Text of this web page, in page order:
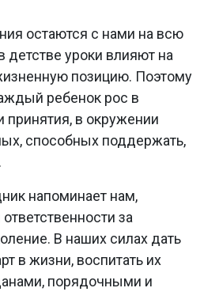
остаются с нами на всю
детстве уроки влияют на
позицию. Поэтому
ребенок рос в
в окружении
способных поддержать,
напоминает нам,
за
В наших силах дать
в жизни, воспитать их
порядочными и